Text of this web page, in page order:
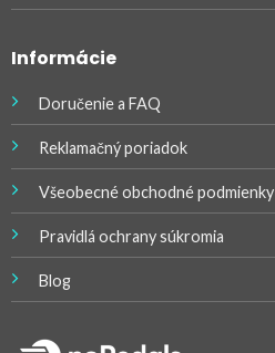
Informácie
Doručenie a FAQ
Reklamačný poriadok
Všeobecné obchodné podmienky
Pravidlá ochrany súkromia
Blog